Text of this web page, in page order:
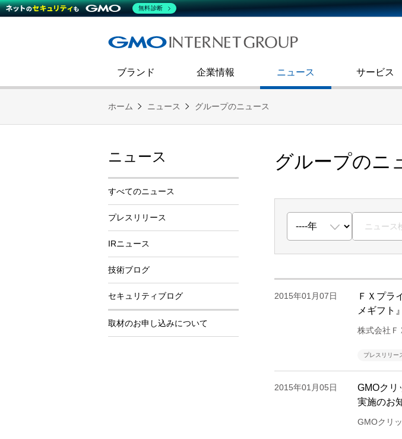
ブランド
企業情報
会社概要
社史
ニュース
技術ブログ
サービス
インターネットセキュリティ事業
コミュニケーション
ダイバーシティ＆インクルージョン
熊谷正寿が語るグループ成長戦略・
財務・業績
よくあるご質問
第二新卒採用
ホーム ニュース グループのニュース
グループのニ
2015年01月07日
ＦＸプラ
メギフト
株式会社Ｆ
プレスリリー
2015年01月05日
GMOクリ
実施のお
GMOクリ
ニュース
すべてのニュース
プレスリリース
IRニュース
技術ブログ
セキュリティブログ
取材のお申し込みについて
無料診断